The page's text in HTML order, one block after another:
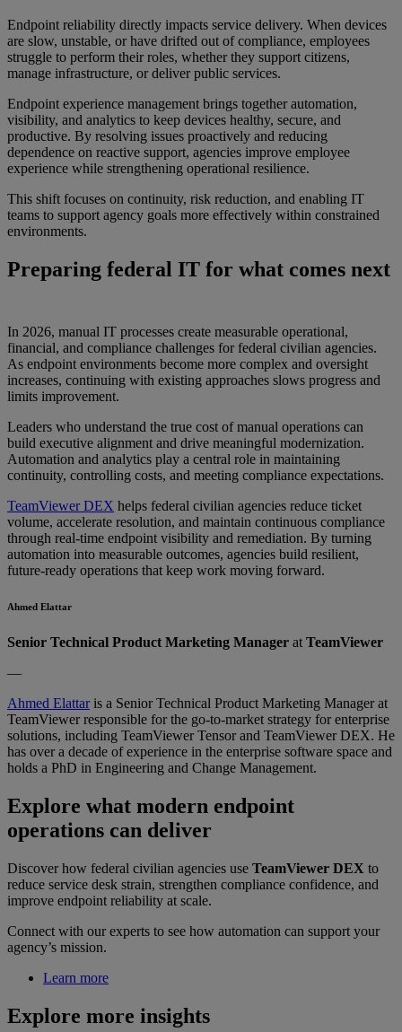
Endpoint reliability directly impacts service delivery. When devices
are slow, unstable, or have drifted out of compliance, employees
struggle to perform their roles, whether they support citizens,
manage infrastructure, or deliver public services.
Endpoint experience management brings together automation,
visibility, and analytics to keep devices healthy, secure, and
productive. By resolving issues proactively and reducing
dependence on reactive support, agencies improve employee
experience while strengthening operational resilience.
This shift focuses on continuity, risk reduction, and enabling IT
teams to support agency goals more effectively within constrained
environments.
Preparing federal IT for what comes next
In 2026, manual IT processes create measurable operational,
financial, and compliance challenges for federal civilian agencies.
As endpoint environments become more complex and oversight
increases, continuing with existing approaches slows progress and
limits improvement.
Leaders who understand the true cost of manual operations can
build executive alignment and drive meaningful modernization.
Automation and analytics play a central role in maintaining
continuity, controlling costs, and meeting compliance expectations.
TeamViewer DEX helps federal civilian agencies reduce ticket
volume, accelerate resolution, and maintain continuous compliance
through real-time endpoint visibility and remediation. By turning
automation into measurable outcomes, agencies build resilient,
future-ready operations that keep work moving forward.
Ahmed Elattar
Senior Technical Product Marketing Manager at TeamViewer
—
Ahmed Elattaris a Senior Technical Product Marketing Manager at
TeamViewer responsible for the go-to-market strategy for enterprise
solutions, including TeamViewer Tensor and TeamViewer DEX. He
has over a decade of experience in the enterprise software space and
holds a PhD in Engineering and Change Management.
Explore what modern endpoint
operations can deliver
Discover how federal civilian agencies use TeamViewer DEX to
reduce service desk strain, strengthen compliance confidence, and
improve endpoint reliability at scale.
Connect with our experts to see how automation can support your
agency’s mission.
Learn more
Explore more insights